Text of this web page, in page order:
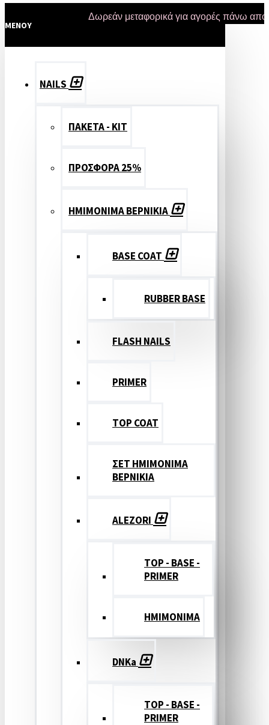
Δωρεάν μεταφορικά για αγορές πάνω από 47
MENOY
NAILS
ΠΑΚΕΤΑ - ΚΙΤ
ΠΡΟΣΦΟΡΑ 25%
ΗΜΙΜΟΝΙΜΑ ΒΕΡΝΙΚΙΑ
BASE COAT
RUBBER BASE
FLASH NAILS
PRIMER
TOP COAT
ΣΕΤ ΗΜΙΜΟΝΙΜΑ
ΒΕΡΝΙΚΙΑ
ALEZORI
TOP - BASE -
PRIMER
ΗΜΙΜΟΝΙΜΑ
DNKa
TOP - BASE -
PRIMER